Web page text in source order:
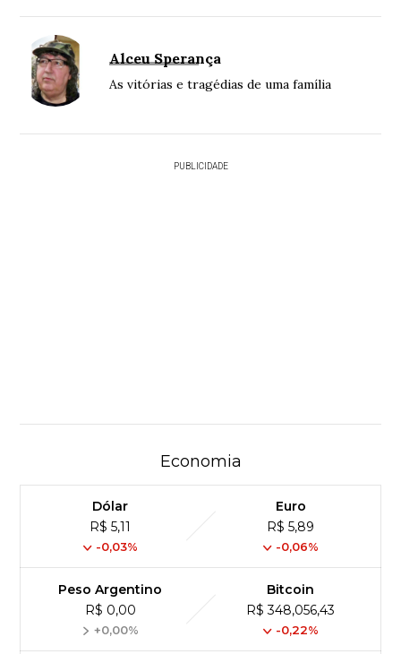
Alceu Sperança
As vitórias e tragédias de uma família
PUBLICIDADE
Economia
Dólar
R$ 5,11
-0,03%
Euro
R$ 5,89
-0,06%
Peso Argentino
R$ 0,00
+0,00%
Bitcoin
R$ 348,056,43
-0,22%